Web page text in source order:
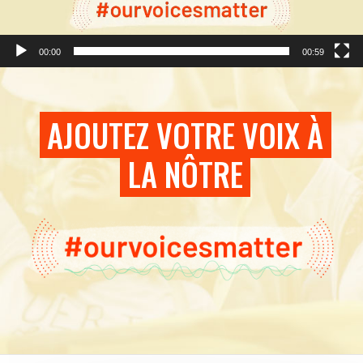
00:00 00:59
AJOUTEZ VOTRE VOIX À
LA NÔTRE